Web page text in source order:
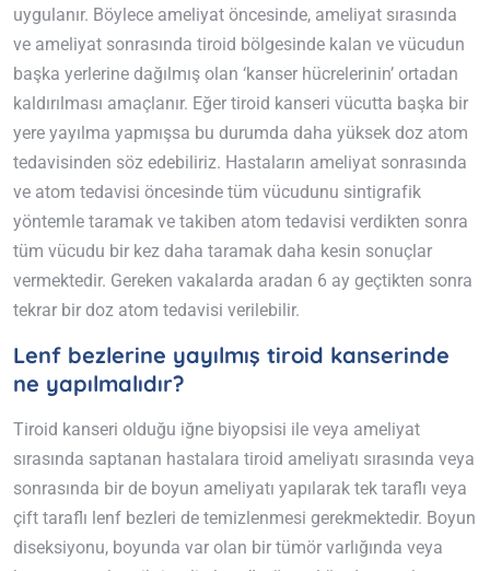
uygulanır. Böylece ameliyat öncesinde, ameliyat sırasında
ve ameliyat sonrasında tiroid bölgesinde kalan ve vücudun
başka yerlerine dağılmış olan ‘kanser hücrelerinin’ ortadan
kaldırılması amaçlanır. Eğer tiroid kanseri vücutta başka bir
yere yayılma yapmışsa bu durumda daha yüksek doz atom
tedavisinden söz edebiliriz. Hastaların ameliyat sonrasında
ve atom tedavisi öncesinde tüm vücudunu sintigrafik
yöntemle taramak ve takiben atom tedavisi verdikten sonra
tüm vücudu bir kez daha taramak daha kesin sonuçlar
vermektedir. Gereken vakalarda aradan 6 ay geçtikten sonra
tekrar bir doz atom tedavisi verilebilir.
Lenf bezlerine yayılmış tiroid kanserinde
ne yapılmalıdır?
Tiroid kanseri olduğu iğne biyopsisi ile veya ameliyat
sırasında saptanan hastalara tiroid ameliyatı sırasında veya
sonrasında bir de boyun ameliyatı yapılarak tek taraflı veya
çift taraflı lenf bezleri de temizlenmesi gerekmektedir. Boyun
diseksiyonu, boyunda var olan bir tümör varlığında veya